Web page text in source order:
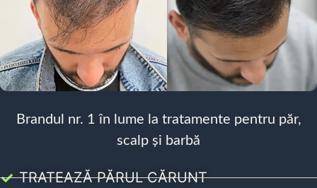
Brandul nr. 1 în lume la tratamente pentru păr,
scalp și barbă
TRATEAZĂ PĂRUL CĂRUNT